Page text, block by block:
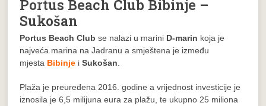
Portus Beach Club Bibinje –
Sukošan
Portus Beach Club se nalazi u marini D-marin koja je
najveća marina na Jadranu a smještena je između
mjesta Bibinje iSukošan
Plaža je preuređena 2016. godine a vrijednost investicije je
iznosila je 6,5 milijuna eura za plažu, te ukupno 25 miliona